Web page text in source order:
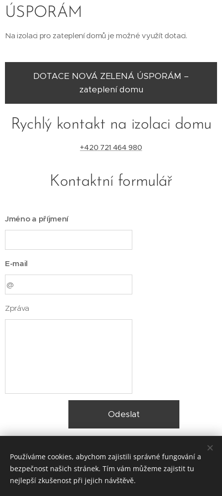
ÚSPORÁM
Na izolaci pro zateplení domů je možné využít dotaci.
DOTACE NOVÁ ZELENÁ ÚSPORÁM –
zateplení domu
Rychlý kontakt na izolaci domu
+420 721 464 980
Kontaktní formulář
Jméno a příjmení
E-mail
Zpráva
Odeslat
Používáme cookies, abychom zajistili správné fungování a
bezpečnost našich stránek. Tím vám můžeme zajistit tu
nejlepší zkušenost při jejich návštěvě.